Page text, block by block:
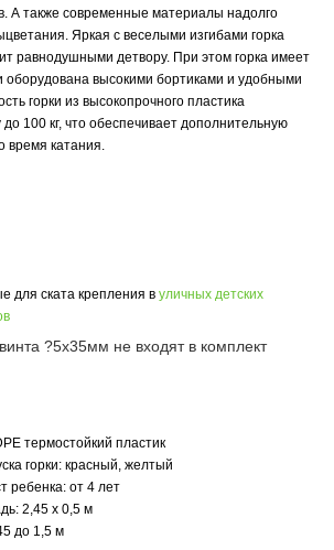
А также современные материалы надолго
Яркая с веселыми изгибами горка
равнодушными детвору. При этом горка имеет
оборудована высокими бортиками и удобными
горки из высокопрочного пластика
100 кг, что обеспечивает дополнительную
время катания.
для ската крепления в уличных детских
?5x35мм не входят в комплект
термостойкий пластик
горки: красный, желтый
ребенка: от 4 лет
2,45 х 0,5 м
до 1,5 м